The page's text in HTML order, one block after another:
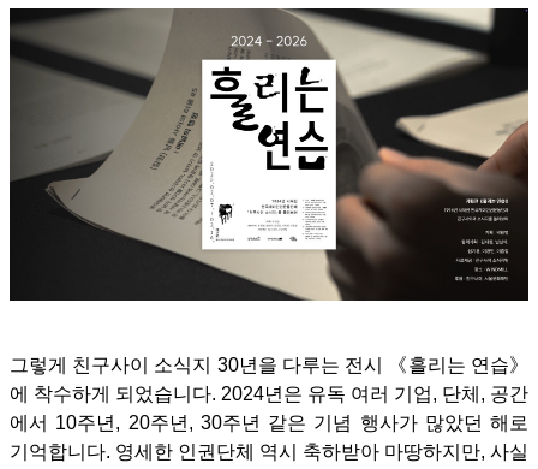
그렇게 친구사이 소식지 30년을 다루는 전시 《흘리는 연습》
에 착수하게 되었습니다. 2024년은 유독 여러 기업, 단체, 공간
에서 10주년, 20주년, 30주년 같은 기념 행사가 많았던 해로
기억합니다. 영세한 인권단체 역시 축하받아 마땅하지만, 사실